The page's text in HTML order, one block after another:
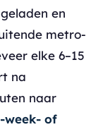
en
metro-
elke 6–15
na
naar
week- of